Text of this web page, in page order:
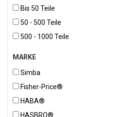
Bis 50 Teile
50 - 500 Teile
500 - 1000 Teile
MARKE
Simba
Fisher-Price®
HABA®
HASBRO®